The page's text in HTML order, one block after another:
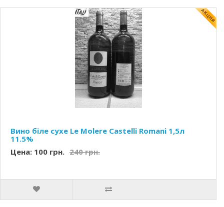
Вино біле сухе Le Molere Castelli Romani 1,5л
11.5%
Цена: 100 грн. 240 грн.